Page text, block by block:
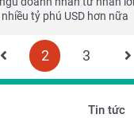
tỷ phú USD hơn nữa
2 3
Tin tức